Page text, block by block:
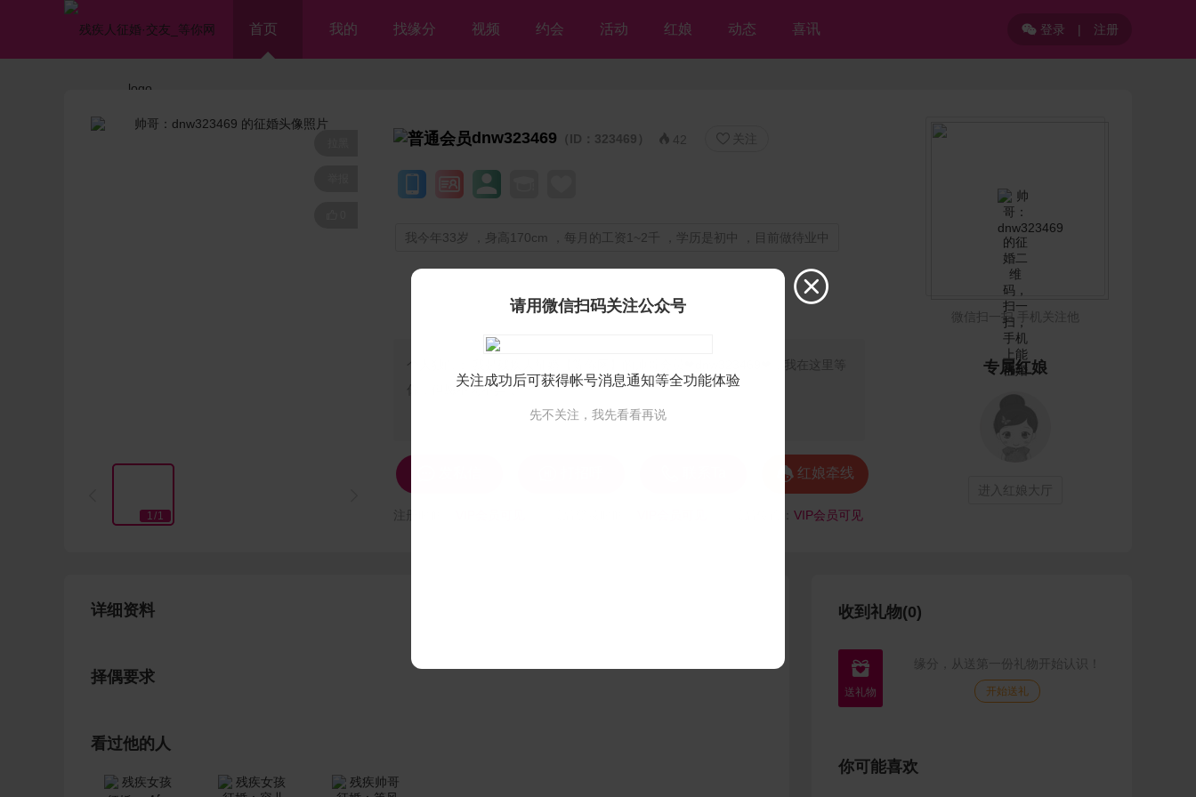
首页 我的 找缘分 视频 约会 活动 红娘 动态 喜讯 登录 | 注册
1/1
dnw323469 （ID：323469）  42  关注
我今年33岁 ，身高170cm ，每月的工资1~2千 ，学历是初中 ，目前做待业中
个人独白：
我是残疾人征婚【等你网】的帅哥会员❤dnw323469❤，我在这里等
你，但愿不离不弃💘
 红娘牵线
VIP会员可见
微信扫一扫 手机关注他
专属红娘
进入红娘大厅
详细资料
择偶要求
看过他的人
收到礼物(0)
 缘分，从送第一份礼物开始认识！
开始送礼
你可能喜欢

请用微信扫码关注公众号
关注成功后可获得帐号消息通知等全功能体验
先不关注，我先看看再说